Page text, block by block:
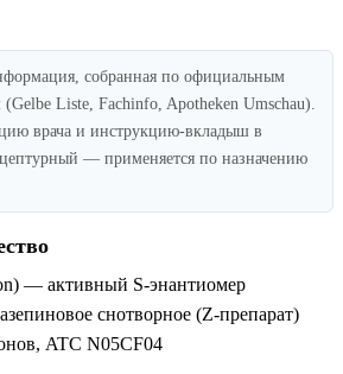
собранная по официальным
Liste, Fachinfo, Apotheken Umschau).
врача и инструкцию-вкладыш в
— применяется по назначению
— активный S-энантиомер
снотворное (Z-препарат)
ATC N05CF04